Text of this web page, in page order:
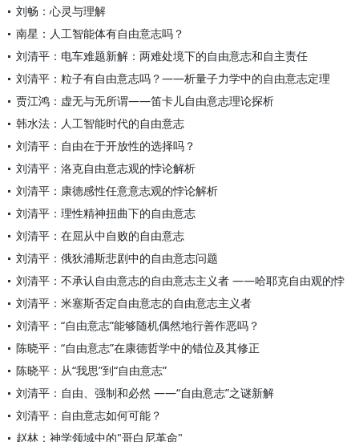
刘畅：心灵与理解
南星：人工智能体有自由意志吗？
刘清平：电车难题新解：两难处境下的自由意志和自主责任
刘清平：粒子有自由意志吗？——析量子力学中的自由意志定理
贾江鸿：虚无与无所谓——笛卡儿自由意志理论探析
韩水法：人工智能时代的自由意志
刘清平：自由在于开放性的选择吗？
刘清平：洛克自由意志观的悖论解析
刘清平：康德感性任意意志观的悖论解析
刘清平：理性精神扭曲下的自由意志
刘清平：在屈从中自败的自由意志
刘清平：俄狄浦斯悲剧中的自由意志问题
刘清平：不承认自由意志的自由意志主义者 ——哈耶克自由观的悖
刘清平：米塞斯否定自由意志的自由意志主义者
刘清平：“自由意志”能够随机偶然地行善作恶吗？
陈晓平：“自由意志”在康德哲学中的错位及其修正
陈晓平：从“我思”到“自由意志”
刘清平：自由、强制和必然 ——“自由意志”之谜新解
刘清平：自由意志如何可能？
赵林：神学领域中的"哥白尼革命"